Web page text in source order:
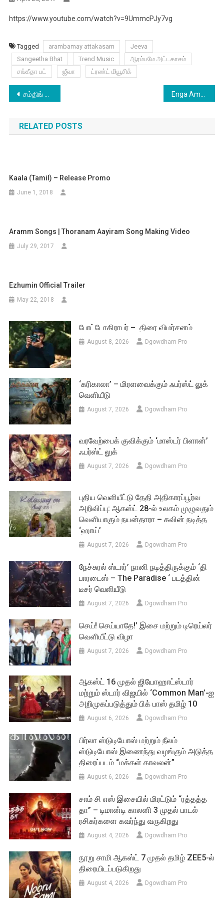
https://www.youtube.com/watch?v=9UmmcPJy7vg
Tagged arambamay attakasam
Jeeva
Sangeetha Bhat
Trend Music
ஆரம்பமே அட்டகாசம்
சங்கீதா பட்
ஜீவா ட்ரண்ட் மியூசிக்
Post
navigation
சம்திங் ஸ்பெஷலுடன் ‘பிளஸ் ஆர் மைனஸ்’ டீசர் வெளியீடு! Enga Amma Rani Trailer – Exclusive
RELATED POSTS
Kaala (Tamil) – Release Promo
June 1, 2018
Aramm Songs | Thoranam Aayiram Song Making Video
July 29, 2017
Ezhumin Official Trailer
May 22, 2018
போட்டோகிராபர் – திரை விமர்சனம்
August 8, 2026 Dgowdham Pro
‘கரிகாலா’ – மிரளவைக்கும் ஃபர்ஸ்ட் லுக்
வெளியீடு
August 7, 2026 Dgowdham Pro
வரவேற்பைக் குவிக்கும் ‘மாஸ்டர் பிளான்’
ஃபர்ஸ்ட் லுக்
August 7, 2026 Dgowdham Pro
புதிய வெளியீட்டு தேதி அதிகாரப்பூர்வ
அறிவிப்பு: ஆகஸ்ட் 28-ல் உலகம் முழுவதும்
வெளியாகும் நயன்தாரா – கவின் நடித்த
‘ஹாய்’
August 7, 2026 Dgowdham Pro
நேச்சுரல் ஸ்டார்’ நானி நடித்திருக்கும் ‘தி
பாரடைஸ் – The Paradise ‘ படத்தின்
டீசர் வெளியீடு
August 7, 2026 Dgowdham Pro
செய்! செய்யாதே!’ இசை மற்றும் டிரெய்லர்
வெளியீட்டு விழா
August 7, 2026 Dgowdham Pro
ஆகஸ்ட் 16 முதல் ஜியோஹாட்ஸ்டார்
மற்றும் ஸ்டார் விஜயில் ‘Common Man’-ஐ
அறிமுகப்படுத்தும் பிக் பாஸ் தமிழ் 10
August 6, 2026 Dgowdham Pro
பிர்லா ஸ்டுடியோஸ் மற்றும் நீலம்
ஸ்டுடியோஸ் இணைந்து வழங்கும் அடுத்த
திரைப்படம் “மக்கள் காவலன்”
August 6, 2026 Dgowdham Pro
சாம் சி எஸ் இசையில் மிரட்டும் “ரத்தத்த
தா” – டிமான்டி காலனி 3 முதல் பாடல்
ரசிகர்களை கவர்ந்து வருகிறது
August 4, 2026 Dgowdham Pro
நூறு சாமி ஆகஸ்ட் 7 முதல் தமிழ் ZEE5-ல்
திரையிடப்படுகிறது
August 4, 2026 Dgowdham Pro